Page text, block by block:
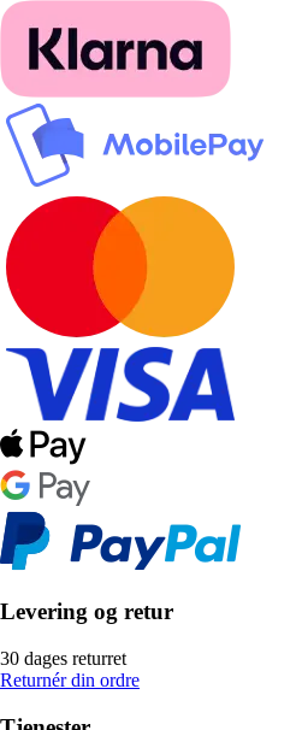
Levering og retur
30 dages returret
Returnér din ordre